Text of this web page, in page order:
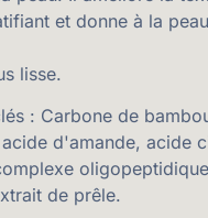
et donne à la
lisse.
: Carbone de
d'amande, acide
de prêle.